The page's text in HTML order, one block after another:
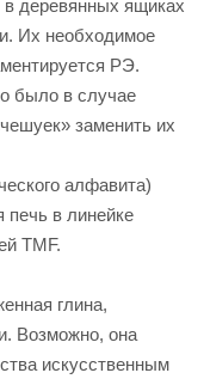
в деревянных ящиках
Их необходимое
РЭ.
было в случае
заменить их
алфавита)
печь в линейке
TMF.
глина,
Возможно, она
искусственным